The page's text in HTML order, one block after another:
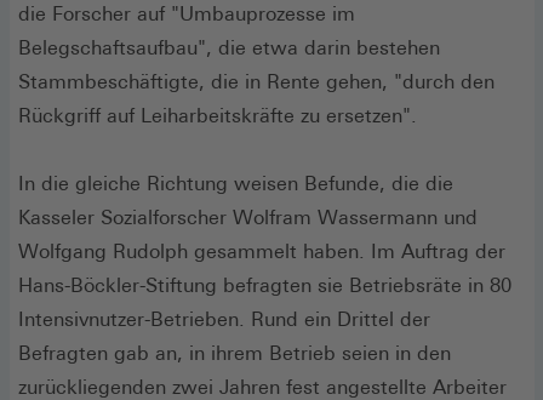
die Forscher auf "Umbauprozesse im
Belegschaftsaufbau", die etwa darin bestehen
Stammbeschäftigte, die in Rente gehen, "durch den
Rückgriff auf Leiharbeitskräfte zu ersetzen".
In die gleiche Richtung weisen Befunde, die die
Kasseler Sozialforscher Wolfram Wassermann und
Wolfgang Rudolph gesammelt haben. Im Auftrag der
Hans-Böckler-Stiftung befragten sie Betriebsräte in 80
Intensivnutzer-Betrieben. Rund ein Drittel der
Befragten gab an, in ihrem Betrieb seien in den
zurückliegenden zwei Jahren fest angestellte Arbeiter